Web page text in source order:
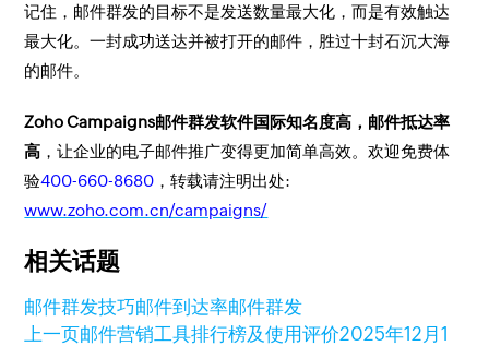
记住，邮件群发的目标不是发送数量最大化，而是有效触达
最大化。一封成功送达并被打开的邮件，胜过十封石沉大海
的邮件。
Zoho Campaigns邮件群发软件国际知名度高，邮件抵达率
高 ，让企业的电子邮件推广变得更加简单高效。欢迎免费体
验400-660-8680 ，转载请注明出处:
www.zoho.com.cn/campaigns/
相关话题
邮件群发技巧邮件到达率邮件群发
上一页邮件营销工具排行榜及使用评价2025年12月1